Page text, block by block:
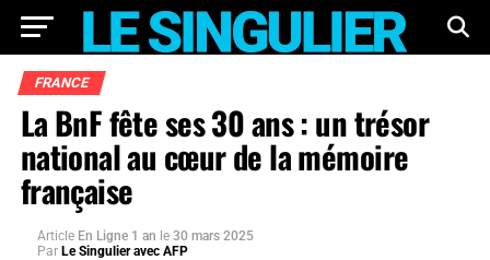
FRANCE
La BnF fête ses 30 ans : un trésor
national au cœur de la mémoire
française
Article En Ligne 1 an le 30 mars 2025
Par Le Singulier avec AFP